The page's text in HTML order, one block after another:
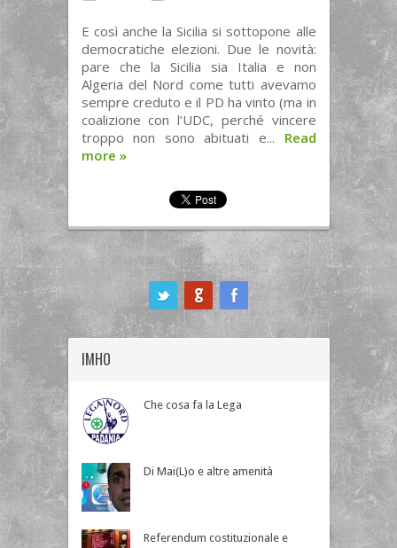
E così anche la Sicilia si sottopone alle
democratiche elezioni. Due le novità:
pare che la Sicilia sia Italia e non
Algeria del Nord come tutti avevamo
sempre creduto e il PD ha vinto (ma in
coalizione con l’UDC, perché vincere
troppo non sono abituati e... Read
more »
IMHO
Che cosa fa la Lega
Di Mai(L)o e altre amenità
Referendum costituzionale e